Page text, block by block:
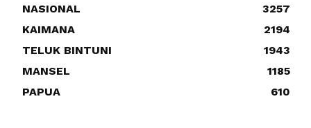
NASIONAL
3257
KAIMANA
2194
TELUK BINTUNI
1943
MANSEL
1185
PAPUA
610